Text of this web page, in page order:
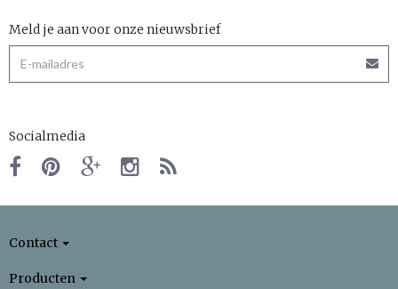
Meld je aan voor onze nieuwsbrief
Socialmedia
Contact
Producten